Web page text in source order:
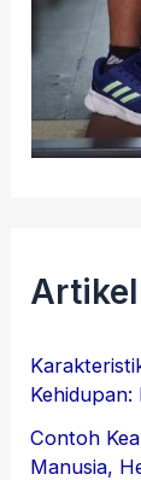
Kehidupan:
Contoh
Manusia,